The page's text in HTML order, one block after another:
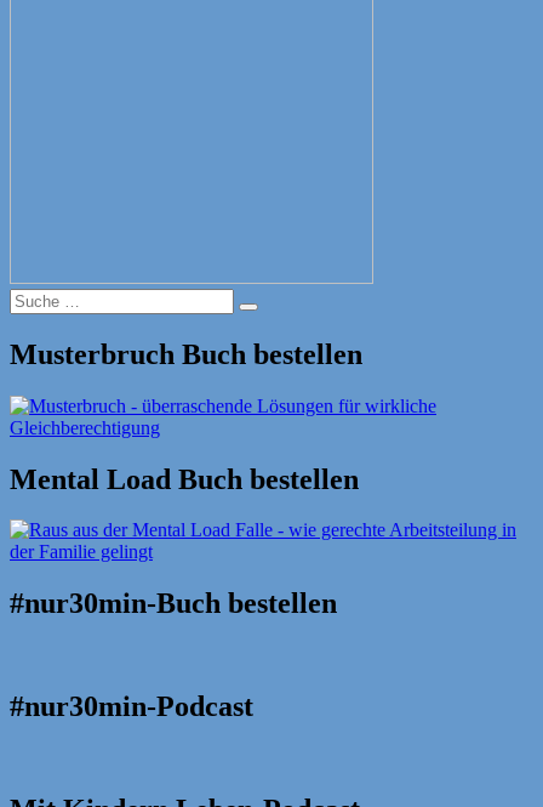
Suche
nach:
Suche
Musterbruch Buch bestellen
Mental Load Buch bestellen
#nur30min-Buch bestellen
#nur30min-Podcast